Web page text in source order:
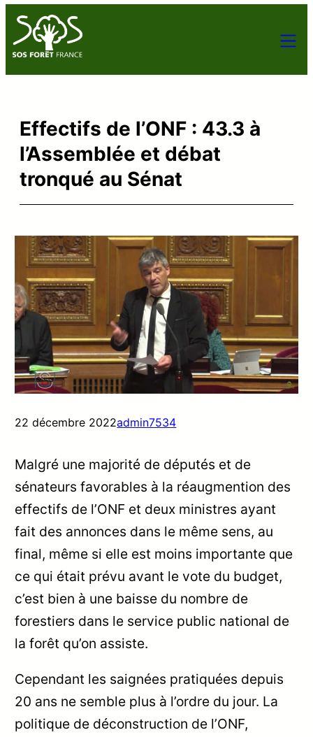
Effectifs de l’ONF : 43.3 à
l’Assemblée et débat
tronqué au Sénat
22 décembre 2022admin7534
Malgré une majorité de députés et de
sénateurs favorables à la réaugmention des
effectifs de l’ONF et deux ministres ayant
fait des annonces dans le même sens, au
final, même si elle est moins importante que
ce qui était prévu avant le vote du budget,
c’est bien à une baisse du nombre de
forestiers dans le service public national de
la forêt qu’on assiste.
Cependant les saignées pratiquées depuis
20 ans ne semble plus à l’ordre du jour. La
politique de déconstruction de l’ONF,